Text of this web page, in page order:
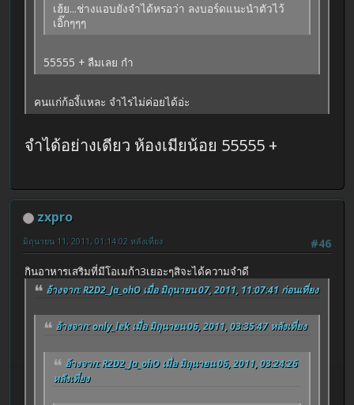
เฮ้ย...ช่างแอบยังจำได้หรอว่า ลงบอร์ดแนะนำตัวไว้
เอิ๊กๆๆๆ
55555 + ลืมเลย กำ
คนแก่ก้องี้แหละ จำไรไม่ค่อยได้อ่ะ
จำได้อย่างเดียว ห้องเมียน้อย 55555 +
zxpro
#46
มิถุนายน 11, 2011, 01:14:02 หลังเที่ยง
กินอาหารเสริมที่มีโอเมก้า3เยอะๆสิจะได้ความจำดี
อ้างจาก: R2D2_Ja_ohO เมื่อ มิถุนายน 07, 2011, 11:07:41 ก่อนเที่ยง
อ้างจาก: only_lek เมื่อ มิถุนายน 06, 2011, 03:35:47 หลังเที่ยง
อ้างจาก: R2D2_Ja_ohO เมื่อ มิถุนายน 06, 2011, 03:24:26
หลังเที่ยง